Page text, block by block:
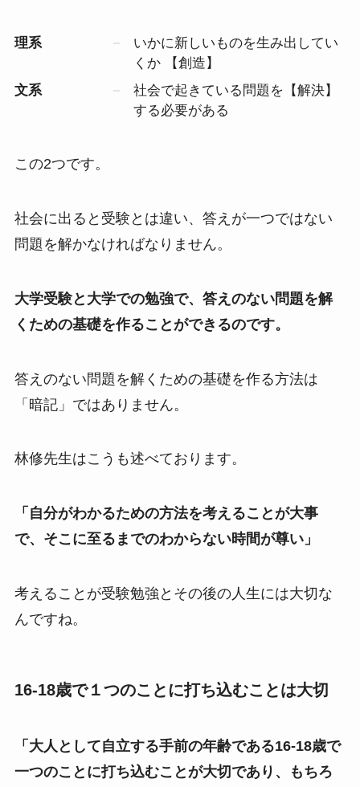
理系
いかに新しいものを生み出してい
くか 【創造】
文系
社会で起きている問題を【解決】
する必要がある
この2つです。
社会に出ると受験とは違い、答えが一つではない
問題を解かなければなりません。
大学受験と大学での勉強で、答えのない問題を解
くための基礎を作ることができるのです。
答えのない問題を解くための基礎を作る方法は
「暗記」ではありません。
林修先生はこうも述べております。
「自分がわかるための方法を考えることが大事
で、そこに至るまでのわからない時間が尊い」
考えることが受験勉強とその後の人生には大切な
んですね。
16-18歳で１つのことに打ち込むことは大切
「大人として自立する手前の年齢である16-18歳で
一つのことに打ち込むことが大切であり、もちろ